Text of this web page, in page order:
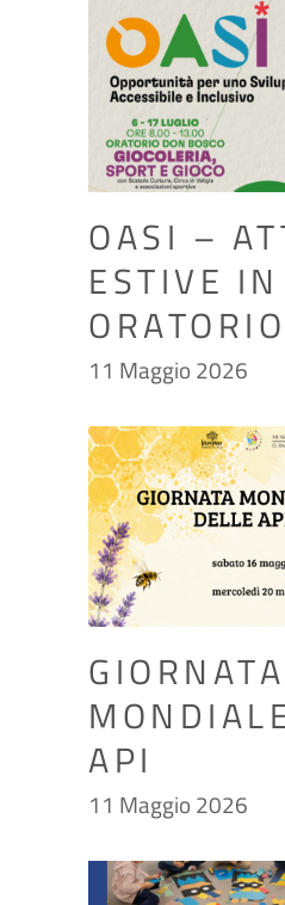
OASI –
ESTIVE IN
ORATORIO
11 Maggio 2026
GIORNATA
API
11 Maggio 2026